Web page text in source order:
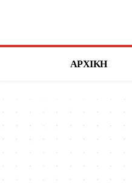
ΑΡΧΙΚΗ